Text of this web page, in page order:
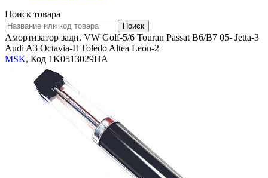
Поиск товара
Амортизатор задн. VW Golf-5/6 Touran Passat B6/B7 05- Jetta-3
Audi A3 Octavia-II Toledo Altea Leon-2
MSK, Код 1K0513029HA